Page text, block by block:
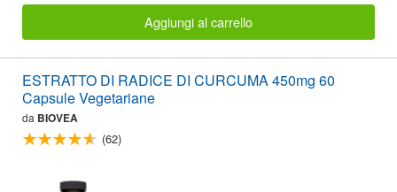
Aggiungi al carrello
ESTRATTO DI RADICE DI CURCUMA 450mg 60
Capsule Vegetariane
da BIOVEA
(62)